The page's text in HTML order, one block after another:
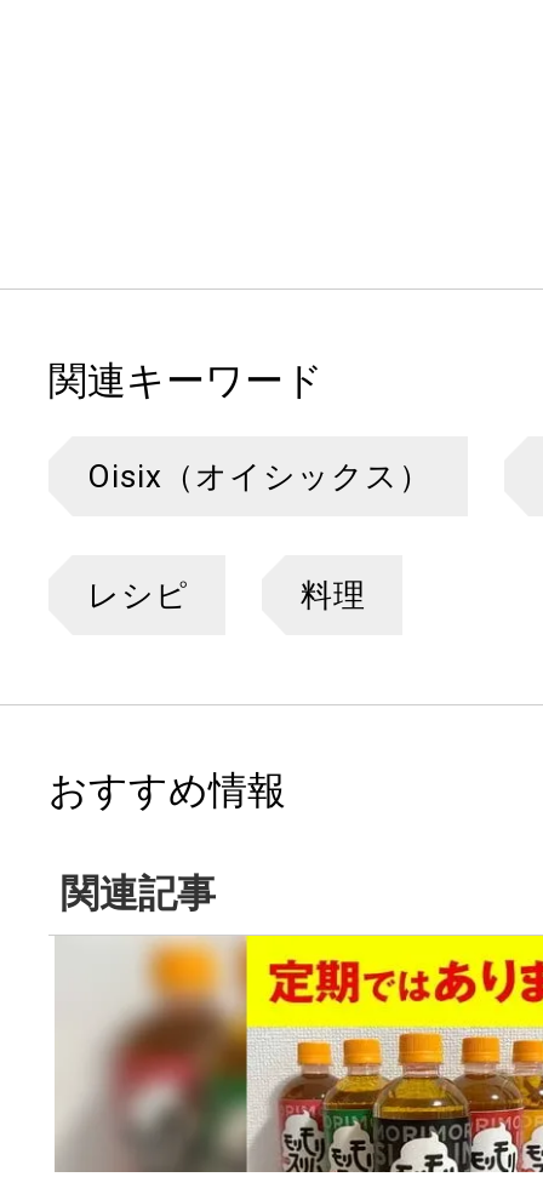
関連キーワード
Oisix（オイシックス）
レシピ 料理
おすすめ情報
関連記事